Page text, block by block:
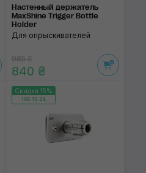
Настенный держатель
MaxShine Trigger Bottle
Holder
Для опрыскивателей
985 ₴
840 ₴
Скидка 15%
166:15:24